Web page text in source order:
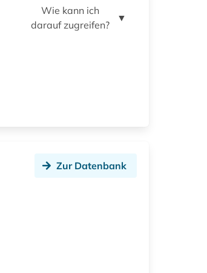
Wie kann ich
darauf zugreifen?
▼
Zur Datenbank